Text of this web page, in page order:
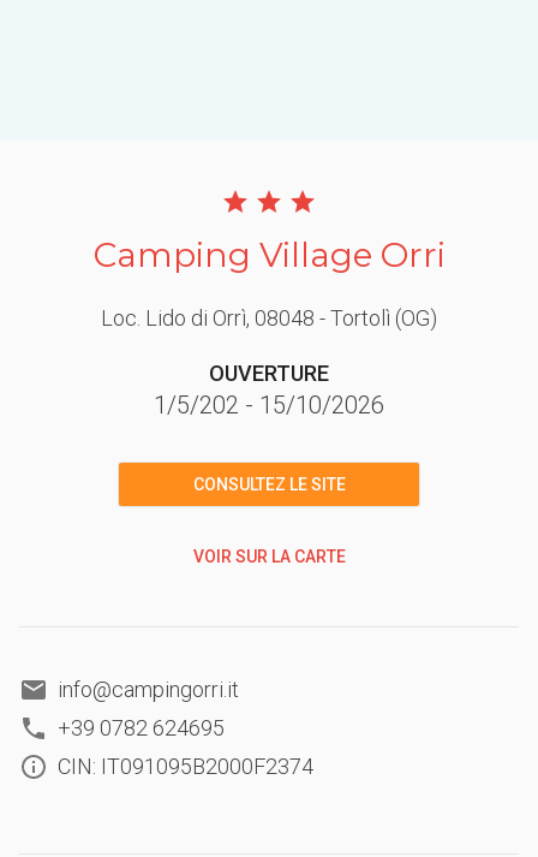
Camping Village Orri
Loc. Lido di Orrì, 08048 - Tortolì (OG)
OUVERTURE
1/5/202 - 15/10/2026
CONSULTEZ LE SITE
VOIR SUR LA CARTE
info@campingorri.it
+39 0782 624695
CIN: IT091095B2000F2374